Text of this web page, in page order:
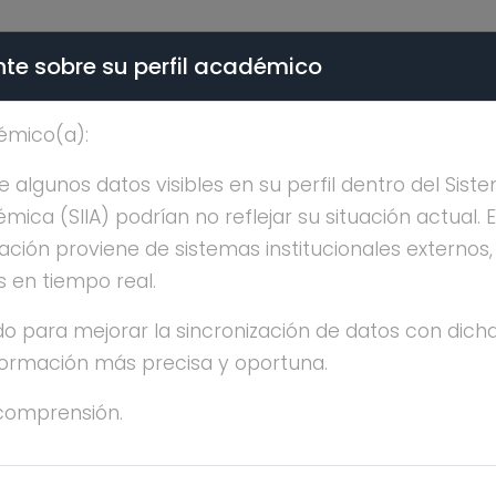
- PÚBLICO
DE LA PAZ
sobre su perfil académico
algunos datos visibles en su perfil dentro del
(SIIA) podrían no reflejar su situación actual.
proviene de sistemas institucionales
en tiempo real.
para mejorar la sincronización de datos con
más precisa y oportuna.